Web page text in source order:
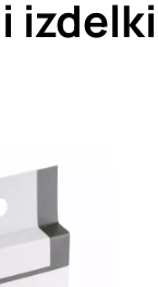
izdelki